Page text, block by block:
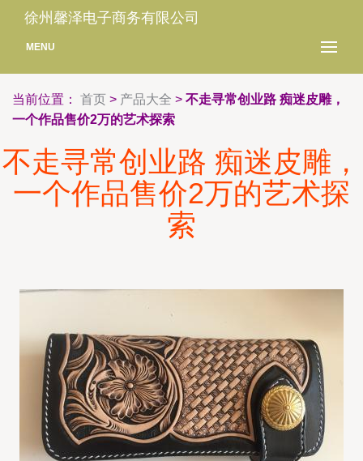
徐州馨泽电子商务有限公司
MENU
当前位置： 首页 > 产品大全 > 不走寻常创业路 痴迷皮雕，
一个作品售价2万的艺术探索
不走寻常创业路 痴迷皮雕，
一个作品售价2万的艺术探
索